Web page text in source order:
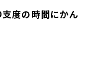
支度の時間にかん